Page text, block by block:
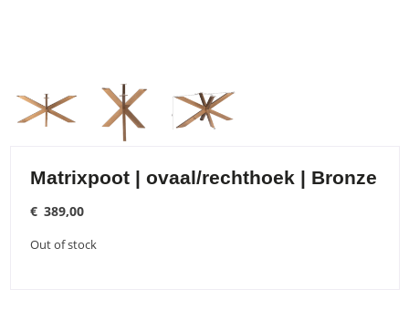
Matrixpoot | ovaal/rechthoek | Bronze
€ 389,00
Out of stock